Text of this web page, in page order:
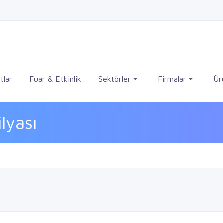
Fuar & Etkinlik Sektörler Firmalar